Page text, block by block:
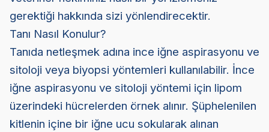
gerektiği hakkında sizi yönlendirecektir.
Tanı Nasıl Konulur?
Tanıda netleşmek adına ince iğne aspirasyonu ve
sitoloji veya biyopsi yöntemleri kullanılabilir. İnce
iğne aspirasyonu ve sitoloji yöntemi için lipom
üzerindeki hücrelerden örnek alınır. Şüphelenilen
kitlenin içine bir iğne ucu sokularak alınan